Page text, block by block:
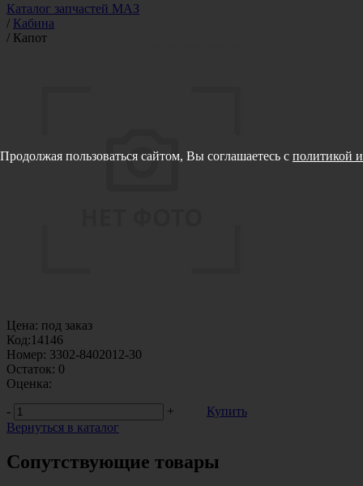
Каталог запчастей МАЗ
/ Кабина
/ Капот
Цена: под заказ
Код:14146
Номер: 3302-8402012-30
Остаток: 0
Оценка:
-
+
Купить
Вернуться в каталог
Сопутствующие товары
Продолжая пользоваться сайтом, Вы соглашаетесь с политикой